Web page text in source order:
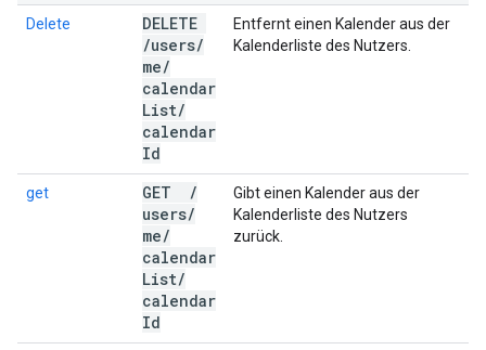
Delete
DELETE
/users/
me/
calendar
List/
calendar
Id
Entfernt einen Kalender aus der
Kalenderliste des Nutzers.
get GET
/
users/
me/
calendar
List/
calendar
Id
Gibt einen Kalender aus der
Kalenderliste des Nutzers
zurück.